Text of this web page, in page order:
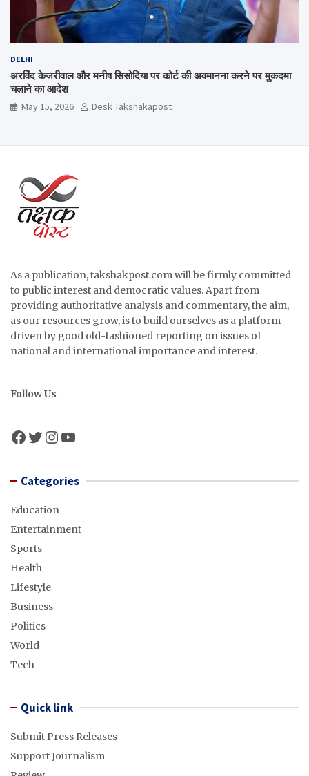
DELHI
अरविंद केजरीवाल और मनीष सिसोदिया पर कोर्ट की अवमानना करने पर मुकदमा
चलाने का आदेश
May 15, 2026 Desk Takshakapost
As a publication, takshakpost.com will be firmly committed
to public interest and democratic values. Apart from
providing authoritative analysis and commentary, the aim,
as our resources grow, is to build ourselves as a platform
driven by good old-fashioned reporting on issues of
national and international importance and interest.
Follow Us
Facebook
Twitter
Instagram
YouTube
Categories
Education
Entertainment
Sports
Health
Lifestyle
Business
Politics
World
Tech
Quick link
Submit Press Releases
Support Journalism